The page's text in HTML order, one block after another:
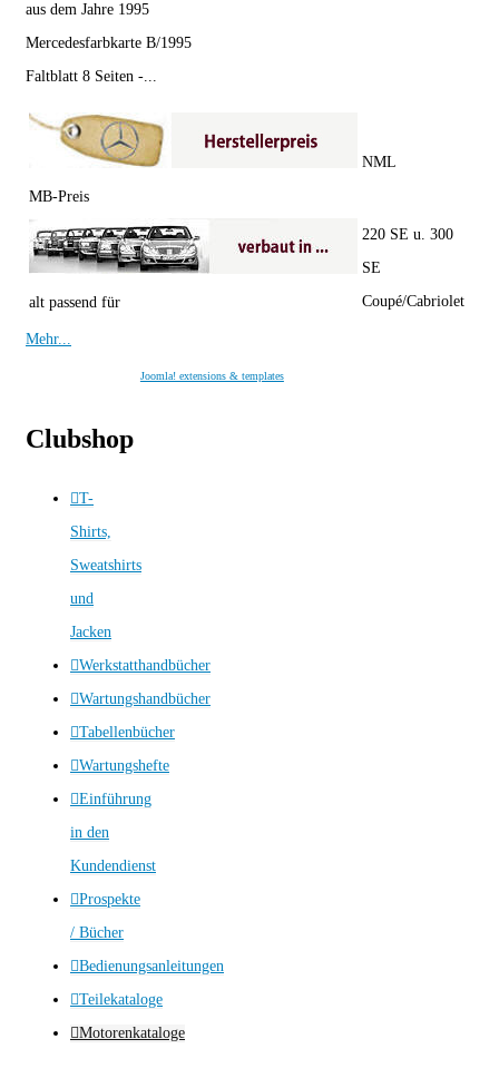
aus dem Jahre 1995
Mercedesfarbkarte B/1995
Faltblatt 8 Seiten -...
MB-Preis
NML
alt passend für
220 SE u. 300
SE
Coupé/Cabriolet
Mehr...
Joomla! extensions & templates
Clubshop
T-
Shirts,
Sweatshirts
und
Jacken
Werkstatthandbücher
Wartungshandbücher
Tabellenbücher
Wartungshefte
Einführung
in den
Kundendienst
Prospekte
/ Bücher
Bedienungsanleitungen
Teilekataloge
Motorenkataloge